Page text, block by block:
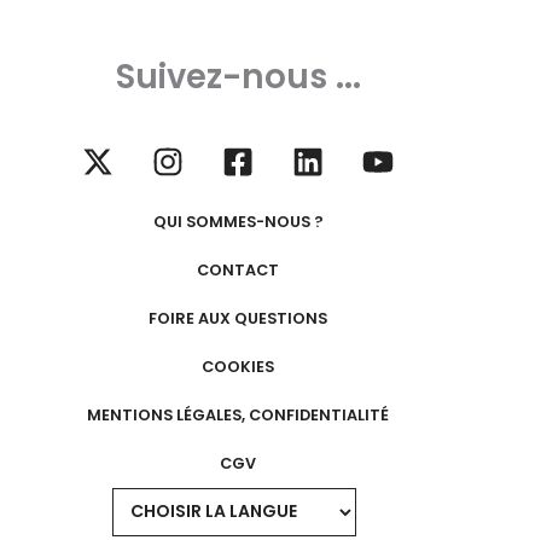
Suivez-nous ...
QUI SOMMES-NOUS ?
CONTACT
FOIRE AUX QUESTIONS
COOKIES
MENTIONS LÉGALES, CONFIDENTIALITÉ
CGV